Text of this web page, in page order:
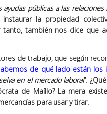
públicas a las relaciones
la propiedad
tanto, también nos dice que
de trabajo, que según
de qué lado están los
en el mercado laboral”.
de Maíllo? La mera
para usar y tirar.